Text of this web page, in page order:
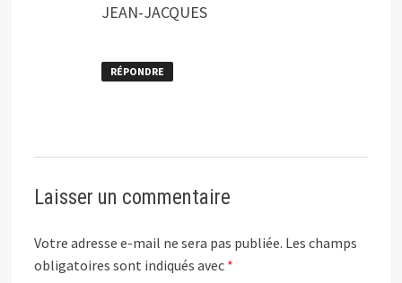
JEAN-JACQUES
RÉPONDRE
Laisser un commentaire
Votre adresse e-mail ne sera pas publiée. Les champs
obligatoires sont indiqués avec *